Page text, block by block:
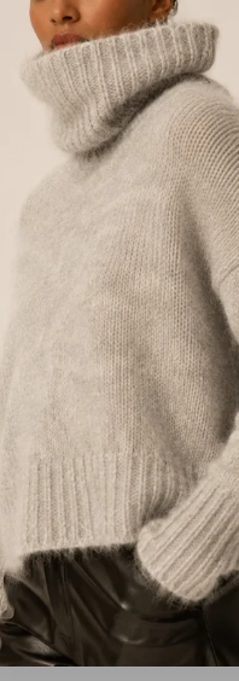
Panara High
Sorteren op: